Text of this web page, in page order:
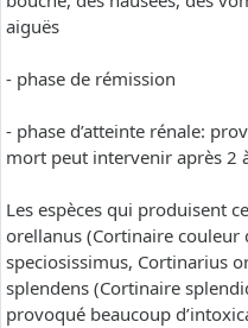
aiguës
- phase de rémission
- phase d’atteinte rénale:
mort peut intervenir après 2
Les espèces qui produisent
orellanus (Cortinaire couleur
speciosissimus, Cortinarius
splendens (Cortinaire
provoqué beaucoup